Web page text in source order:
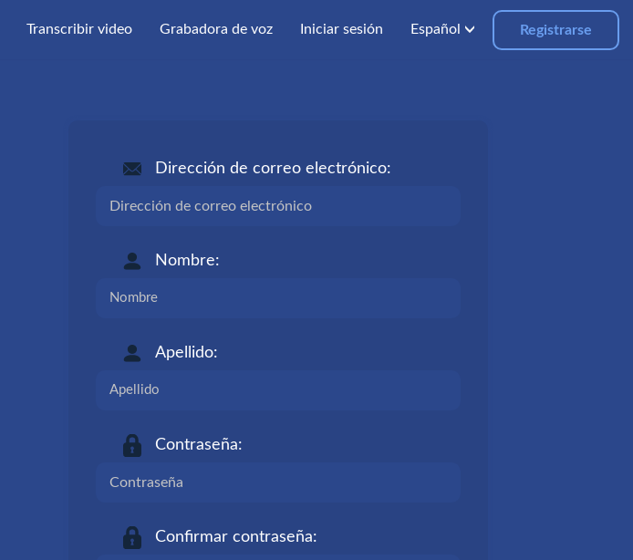
Transcribir video Grabadora de voz Iniciar sesión Español Registrarse
Dirección de correo electrónico:
Nombre:
Apellido:
Contraseña:
Confirmar contraseña: